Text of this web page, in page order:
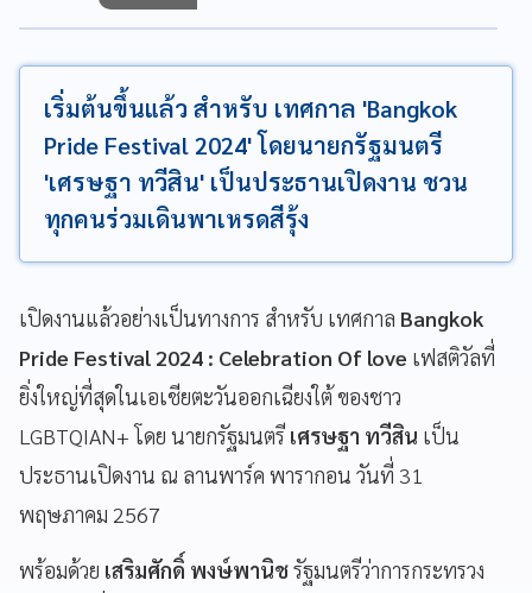
เริ่มต้นขึ้นแล้ว สำหรับ เทศกาล 'Bangkok
Pride Festival 2024' โดยนายกรัฐมนตรี
'เศรษฐา ทวีสิน' เป็นประธานเปิดงาน ชวน
ทุกคนร่วมเดินพาเหรดสีรุ้ง
เปิดงานแล้วอย่างเป็นทางการ สำหรับ เทศกาล Bangkok
Pride Festival 2024 : Celebration Of love เฟสติวัลที่
ยิ่งใหญ่ที่สุดในเอเชียตะวันออกเฉียงใต้ ของชาว
LGBTQIAN+ โดย นายกรัฐมนตรี เศรษฐา ทวีสิน เป็น
ประธานเปิดงาน ณ ลานพาร์ค พารากอน วันที่ 31
พฤษภาคม 2567
พร้อมด้วย เสริมศักดิ์ พงษ์พานิชรัฐมนตรีว่าการกระทรวง